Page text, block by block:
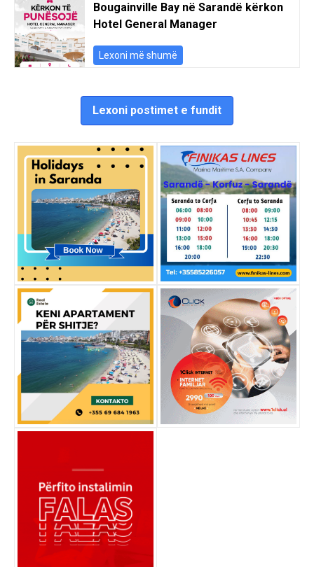
Bougainville Bay në Sarandë kërkon
Hotel General Manager
Lexoni më shumë
Lexoni postimet e fundit